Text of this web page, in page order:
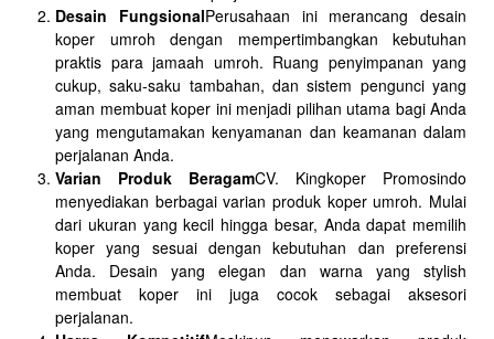
Desain FungsionalPerusahaan ini merancang desain
koper umroh dengan mempertimbangkan kebutuhan
praktis para jamaah umroh. Ruang penyimpanan yang
cukup, saku-saku tambahan, dan sistem pengunci yang
aman membuat koper ini menjadi pilihan utama bagi Anda
yang mengutamakan kenyamanan dan keamanan dalam
perjalanan Anda.
Varian Produk BeragamCV. Kingkoper Promosindo
menyediakan berbagai varian produk koper umroh. Mulai
dari ukuran yang kecil hingga besar, Anda dapat memilih
koper yang sesuai dengan kebutuhan dan preferensi
Anda. Desain yang elegan dan warna yang stylish
membuat koper ini juga cocok sebagai aksesori
perjalanan.